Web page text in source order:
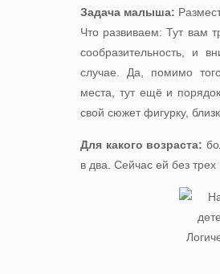
Задача малыша:
Что развиваем: Тут вам
сообразительность, и
случае. Да, помимо
места, тут ещё и
свой сюжет фигурку,
Для какого возраста:
в два. Сейчас ей без